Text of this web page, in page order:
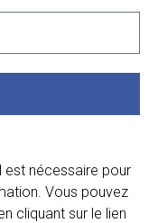
nécessaire pour
Vous pouvez
cliquant sur le lien